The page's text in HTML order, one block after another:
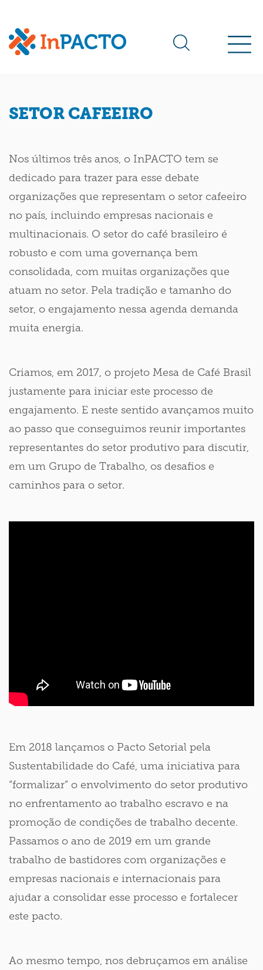
SETOR CAFEEIRO
Nos últimos três anos, o InPACTO tem se
dedicado para trazer para esse debate
organizações que representam o setor cafeeiro
no país, incluindo empresas nacionais e
multinacionais. O setor do café brasileiro é
robusto e com uma governança bem
consolidada, com muitas organizações que
atuam no setor. Pela tradição e tamanho do
setor, o engajamento nessa agenda demanda
muita energia.
Criamos, em 2017, o projeto Mesa de Café Brasil
justamente para iniciar este processo de
engajamento. E neste sentido avançamos muito
ao passo que conseguimos reunir importantes
representantes do setor produtivo para discutir,
em um Grupo de Trabalho, os desafios e
caminhos para o setor.
Em 2018 lançamos o Pacto Setorial pela
Sustentabilidade do Café, uma iniciativa para
“formalizar” o envolvimento do setor produtivo
no enfrentamento ao trabalho escravo e na
promoção de condições de trabalho decente.
Passamos o ano de 2019 em um grande
trabalho de bastidores com organizações e
empresas nacionais e internacionais para
ajudar a consolidar esse processo e fortalecer
este pacto.
Ao mesmo tempo, nos debruçamos em análise